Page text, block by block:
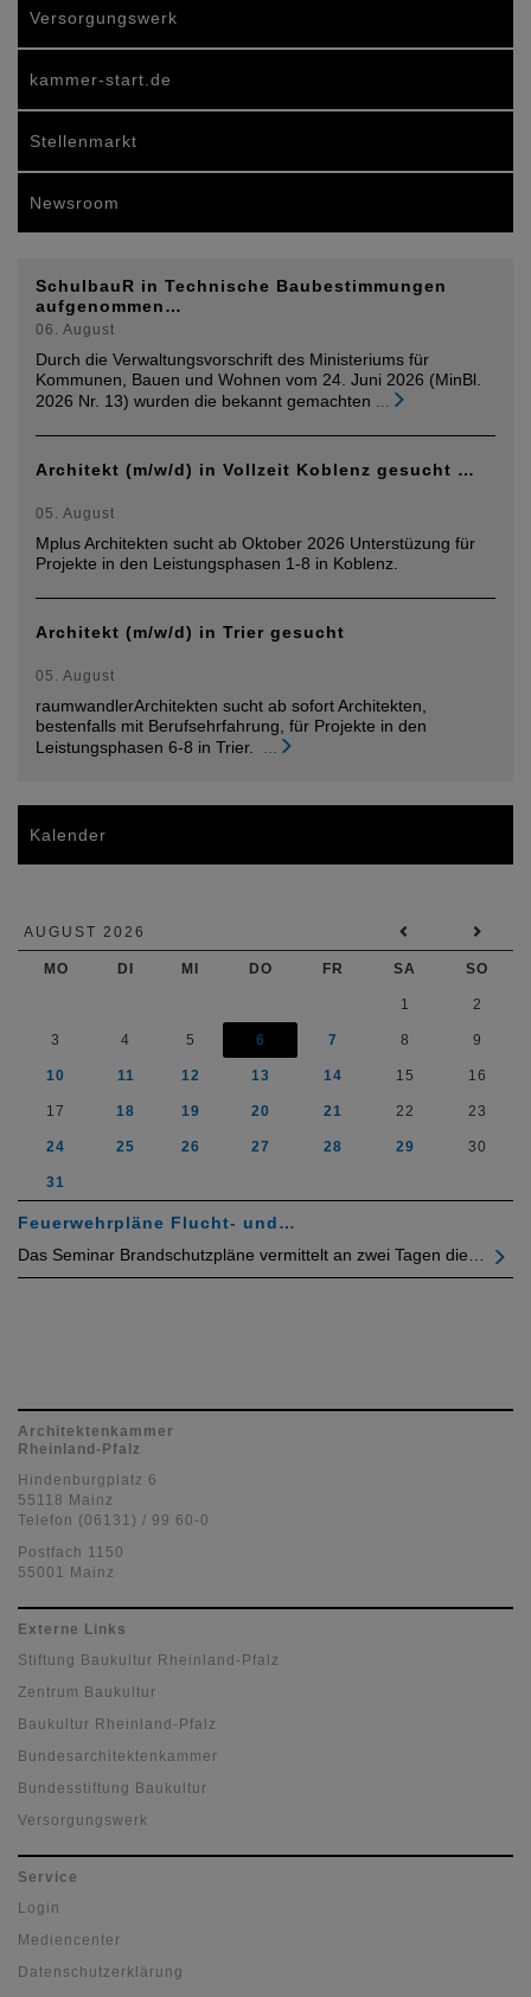
Versorgungswerk
kammer-start.de
Stellenmarkt
Newsroom
SchulbauR in Technische Baubestimmungen
aufgenommen…
06. August
Durch die Verwaltungsvorschrift des Ministeriums für
Kommunen, Bauen und Wohnen vom 24. Juni 2026 (MinBl.
2026 Nr. 13) wurden die bekannt gemachten
Architekt (m/w/d) in Vollzeit Koblenz gesucht …
05. August
Mplus Architekten sucht ab Oktober 2026 Unterstüzung für
Projekte in den Leistungsphasen 1-8 in Koblenz.
Architekt (m/w/d) in Trier gesucht
05. August
raumwandlerArchitekten sucht ab sofort Architekten,
bestenfalls mit Berufsehrfahrung, für Projekte in den
Leistungsphasen 6-8 in Trier.
Kalender
AUGUST 2026
MO DI MI DO FR SA SO
1 2
3 4 5 6 7 8 9
10 11 12 13 14 15 16
17 18 19 20 21 22 23
24 25 26 27 28 29 30
31
Feuerwehrpläne Flucht- und…
Das Seminar Brandschutzpläne vermittelt an zwei Tagen die…
Architektenkammer
Rheinland-Pfalz
Hindenburgplatz 6
55118 Mainz
Telefon (06131) / 99 60-0
Postfach 1150
55001 Mainz
Externe Links
Stiftung Baukultur Rheinland-Pfalz
Zentrum Baukultur
Baukultur Rheinland-Pfalz
Bundesarchitektenkammer
Bundesstiftung Baukultur
Versorgungswerk
Service
Login
Mediencenter
Datenschutzerklärung